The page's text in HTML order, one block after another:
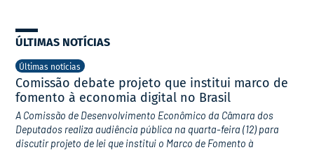
ÚLTIMAS NOTÍCIAS
Últimas notícias
Comissão debate projeto que institui marco de
fomento à economia digital no Brasil
A Comissão de Desenvolvimento Econômico da Câmara dos
Deputados realiza audiência pública na quarta-feira (12) para
discutir projeto de lei que institui o Marco de Fomento à